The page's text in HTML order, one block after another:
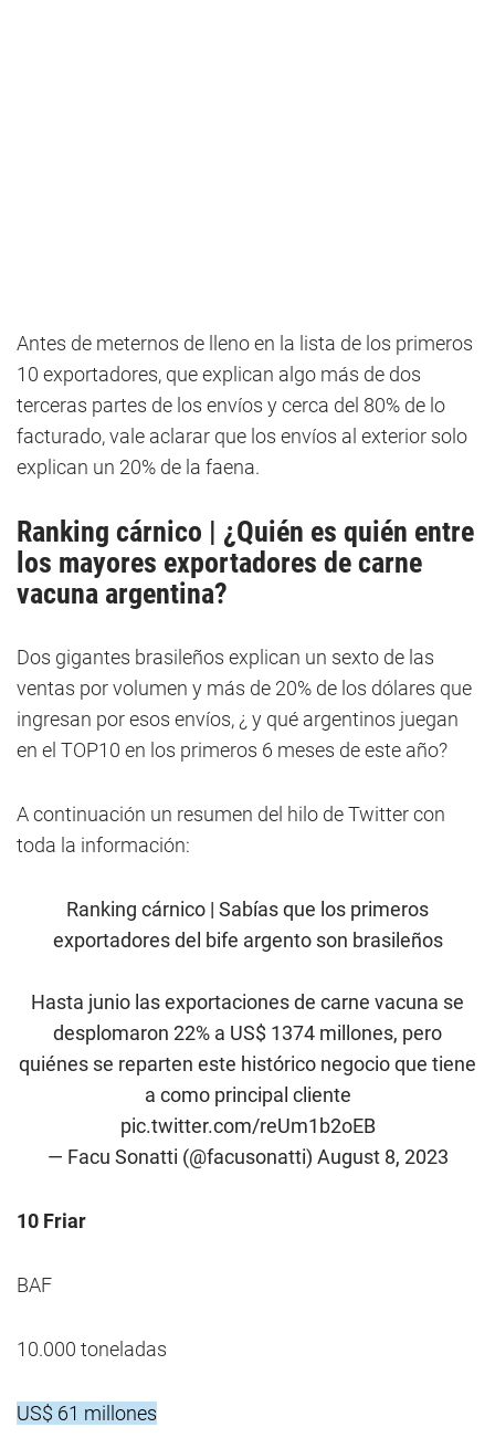
Antes de meternos de lleno en la lista de los primeros
10 exportadores, que explican algo más de dos
terceras partes de los envíos y cerca del 80% de lo
facturado, vale aclarar que los envíos al exterior solo
explican un 20% de la faena.
Ranking cárnico | ¿Quién es quién entre
los mayores exportadores de carne
vacuna argentina?
Dos gigantes brasileños explican un sexto de las
ventas por volumen y más de 20% de los dólares que
ingresan por esos envíos, ¿ y qué argentinos juegan
en el TOP10 en los primeros 6 meses de este año?
A continuación un resumen del hilo de Twitter con
toda la información:
Ranking cárnico | Sabías que los primeros
exportadores del bife argento son brasileños
Hasta junio las exportaciones de carne vacuna se
desplomaron 22% a US$ 1374 millones, pero
quiénes se reparten este histórico negocio que tiene
a como principal cliente
pic.twitter.com/reUm1b2oEB
— Facu Sonatti (@facusonatti) August 8, 2023
10 Friar
BAF
10.000 toneladas
US$ 61 millones